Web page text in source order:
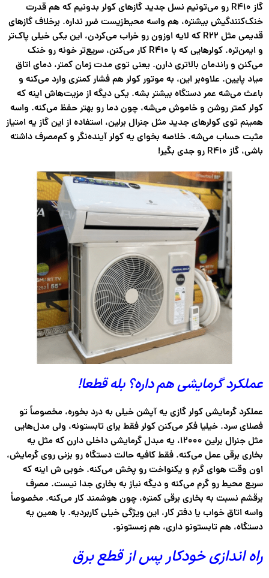
گاز R410 رو می‌تونیم نسل جدید گازهای کولر بدونیم که همقدرت
خنک‌کنندگیش بیشتره، هم واسه محیط‌زیست ضرر نداره. برخلاف گازهای
قدیمی مثل R22 که لایه اوزون رو خراب می‌کردن، این یکی خیلی پاک‌تر
و ایمن‌تره
. کولرهایی که با R410 کار می‌کنن، سریع‌تر خونه رو خنک
می‌کنن و راندمان بالاتری دارن. یعنی توی مدت زمان کمتر، دمای اتاق
میاد پایین. علاوه‌بر این، به موتور کولر هم فشار کمتری وارد می‌کنه و
باعث می‌شهعمر دستگاه بیشتر بشه. یکی دیگه از مزیت‌هاش اینه که
کولر کمتر روشن و خاموش می‌شه، چون دما رو بهتر حفظ می‌کنه. واسه
همینم توی کولرهای جدید مثل جنرال برلین، استفاده از این گاز یه امتیاز
مثبت حساب می‌شه. خلاصه بخوای یه کولر آینده‌نگر و کم‌مصرف داشته
باشی، گاز R410 رو جدی بگیر!
عملکرد گرمایشی هم داره؟ بله قطعا!
عملکرد گرمایشی کولر گازی یه آپشن خیلی به‌ درد بخوره، مخصوصاً تو
فصلای سرد. خیلیا فکر می‌کنن کولر فقط برای تابستونه، ولی مدل‌هایی
مثل جنرال برلین ۱۲۰۰۰، یه مبدل گرمایشی داخلی دارن که مثل یه
بخاری برقی عمل می‌کنه. فقط کافیه حالت دستگاه رو بزنی روی گرمایش،
اون‌ وقت هوای گرم و یکنواخت رو پخش می‌کنه. خوبی‌ ش اینه که
سریع محیط رو گرم می‌کنه و دیگه نیاز به بخاری جدا نیست. مصرف
برقشم نسبت به بخاری برقی کمتره، چون هوشمند کار می‌کنه. مخصوصاً
واسه اتاق خواب یا دفتر کار، این ویژگی خیلی کاربردیه. با همین یه
دستگاه، هم تابستونو داری، هم زمستونو.
راه اندازی خودکار پس از قطع برق